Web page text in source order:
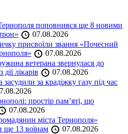
поповнився ще 8 новими
07.08.2026
присвоїли звання «Почесний
07.08.2026
ветерана звернулася до
лікарів
07.08.2026
за крадіжку газу під час
простір пам’яті, що
07.08.2026
міста Тернополя»
ще 13 воїнам
07.08.2026